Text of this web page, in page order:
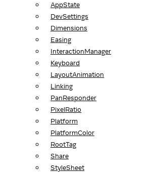
AppState
DevSettings
Dimensions
Easing
InteractionManager
Keyboard
LayoutAnimation
Linking
PanResponder
PixelRatio
Platform
PlatformColor
RootTag
Share
StyleSheet